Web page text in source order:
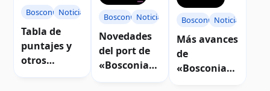
BosconianNoticias
Tabla de
puntajes y
otros
BosconianNoticias
Novedades
del port de
«Bosconian
BosconianNoticias
Más avances
de
«Bosconian